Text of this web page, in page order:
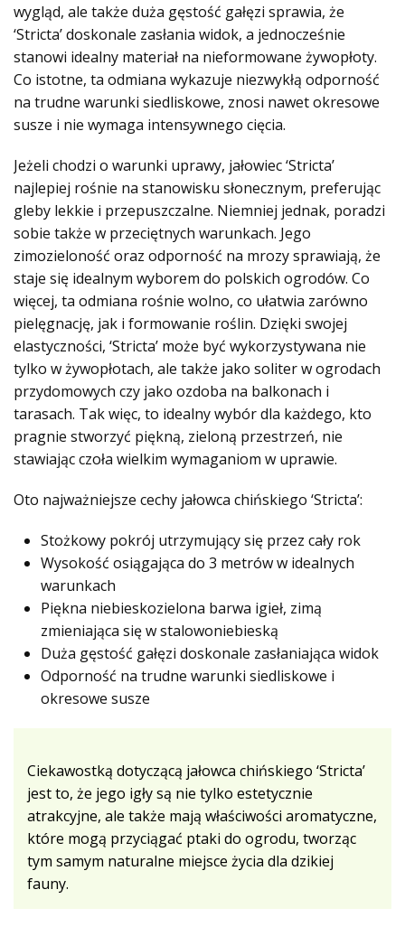
wygląd, ale także duża gęstość gałęzi sprawia, że
‘Stricta’ doskonale zasłania widok, a jednocześnie
stanowi idealny materiał na nieformowane żywopłoty.
Co istotne, ta odmiana wykazuje niezwykłą odporność
na trudne warunki siedliskowe, znosi nawet okresowe
susze i nie wymaga intensywnego cięcia.
Jeżeli chodzi o warunki uprawy, jałowiec ‘Stricta’
najlepiej rośnie na stanowisku słonecznym, preferując
gleby lekkie i przepuszczalne. Niemniej jednak, poradzi
sobie także w przeciętnych warunkach. Jego
zimozieloność oraz odporność na mrozy sprawiają, że
staje się idealnym wyborem do polskich ogrodów. Co
więcej, ta odmiana rośnie wolno, co ułatwia zarówno
pielęgnację, jak i formowanie roślin. Dzięki swojej
elastyczności, ‘Stricta’ może być wykorzystywana nie
tylko w żywopłotach, ale także jako soliter w ogrodach
przydomowych czy jako ozdoba na balkonach i
tarasach. Tak więc, to idealny wybór dla każdego, kto
pragnie stworzyć piękną, zieloną przestrzeń, nie
stawiając czoła wielkim wymaganiom w uprawie.
Oto najważniejsze cechy jałowca chińskiego ‘Stricta’:
Stożkowy pokrój utrzymujący się przez cały rok
Wysokość osiągająca do 3 metrów w idealnych
warunkach
Piękna niebieskozielona barwa igieł, zimą
zmieniająca się w stalowoniebieską
Duża gęstość gałęzi doskonale zasłaniająca widok
Odporność na trudne warunki siedliskowe i
okresowe susze
Ciekawostką dotyczącą jałowca chińskiego ‘Stricta’
jest to, że jego igły są nie tylko estetycznie
atrakcyjne, ale także mają właściwości aromatyczne,
które mogą przyciągać ptaki do ogrodu, tworząc
tym samym naturalne miejsce życia dla dzikiej
fauny.